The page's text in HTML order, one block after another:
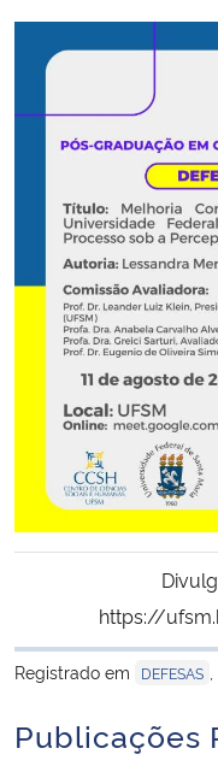
Controladoria-Geral da União
Ministério da Mulher, da
Secretaria-Geral
Secretaria de Governo
Gabinete de Segurança
Advocacia-Geral da União
Banco Central do Brasil
https://
Registrado em
DEFESAS
Publicações